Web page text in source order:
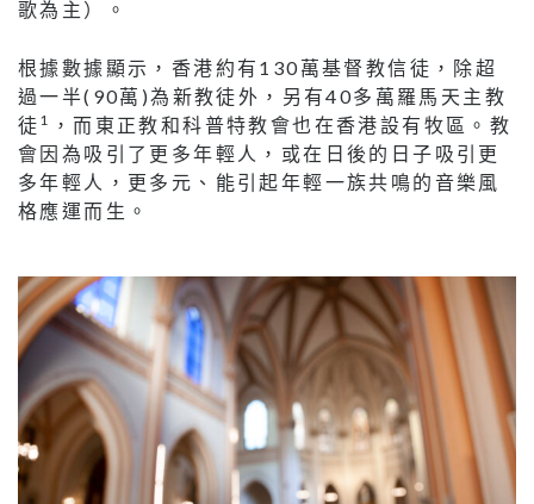
歌為主）。
根據數據顯示，香港約有130萬基督教信徒，除超
過一半(90萬)為新教徒外，另有40多萬羅馬天主教
徒 1 ，而東正教和科普特教會也在香港設有牧區。教
會因為吸引了更多年輕人，或在日後的日子吸引更
多年輕人，更多元、能引起年輕一族共鳴的音樂風
格應運而生。